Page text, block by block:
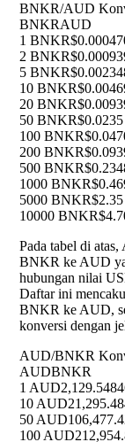
BNKR/AUD
BNKRAUD
1 BNKR
2 BNKR
5 BNKR
10 BNKR
20 BNKR
50 BNKR$0.0235
100 BNKR
200 BNKR
500 BNKR
1000 BNKR
5000 BNKR$2.35
10000 BNKR
Pada tabel di
BNKR ke AUD
hubungan nilai
Daftar ini
BNKR ke AUD,
konversi dengan
AUD/BNKR
AUDBNKR
1 AUD
10 AUD
50 AUD
100 AUD